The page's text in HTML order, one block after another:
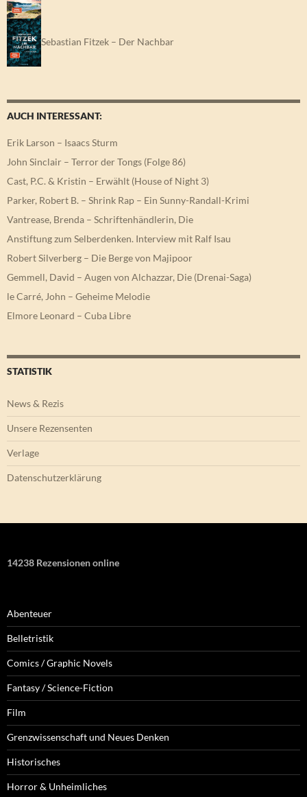
Sebastian Fitzek – Der Nachbar
AUCH INTERESSANT:
Erik Larson – Isaacs Sturm
John Sinclair – Terror der Tongs (Folge 86)
Cast, P.C. & Kristin – Erwählt (House of Night 3)
Parker, Robert B. – Shrink Rap – Ein Sunny-Randall-Krimi
Vantrease, Brenda – Schriftenhändlerin, Die
Anstiftung zum Selberdenken. Interview mit Ralf Isau
Robert Silverberg – Die Berge von Majipoor
Gemmell, David – Augen von Alchazzar, Die (Drenai-Saga)
le Carré, John – Geheime Melodie
Elmore Leonard – Cuba Libre
STATISTIK
News & Rezis
Unsere Rezensenten
Verlage
Datenschutzerklärung
14238 Rezensionen online
Abenteuer
Belletristik
Comics / Graphic Novels
Fantasy / Science-Fiction
Film
Grenzwissenschaft und Neues Denken
Historisches
Horror & Unheimliches